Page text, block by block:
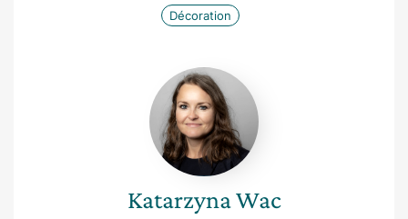
Décoration
Katarzyna
Wac
KatarzynaWac